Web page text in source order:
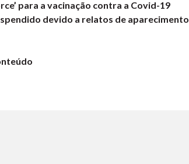
para a vacinação contra a Covid-19
devido a relatos de aparecimento